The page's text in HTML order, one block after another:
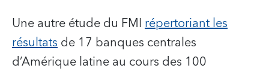
Une autre étude du FMIrépertoriant les
résultatsde 17 banques centrales
d’Amérique latine au cours des 100